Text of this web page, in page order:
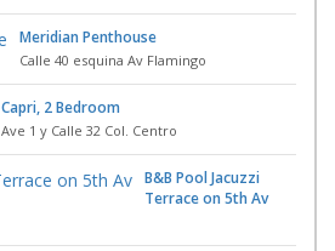
Meridian Penthouse
Calle 40 esquina Av Flamingo
Capri, 2 Bedroom
Ave 1 y Calle 32 Col. Centro
B&B Pool Jacuzzi
Terrace on 5th Av